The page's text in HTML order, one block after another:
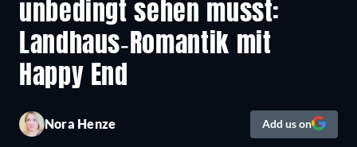
unbedingt sehen musst:
Landhaus-Romantik mit
Happy End
Nora Henze Add us on